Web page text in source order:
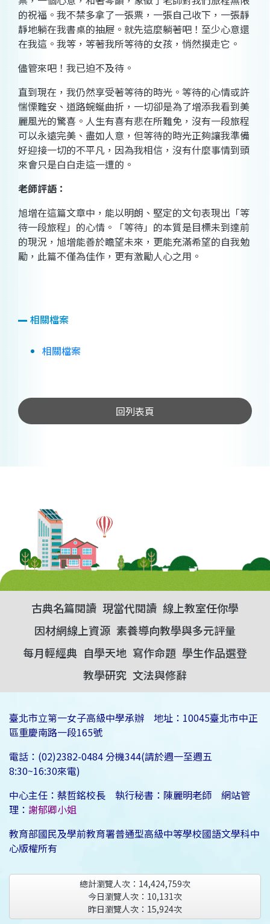
的祝福。我不禁多拿了一張票，一張自己收下，一張靜
靜地躺在我書桌的抽屜。就先這麼躺著吧！至少心意還
在我這。我等，等著我所等待的女孩，悄然摸走它。
儘管來吧！我已迫不及待。
直到現在，我仍然享受著等待的時光。等待的心情或許
惴慄難安、道路蜿蜒曲折，一切卻是為了增添我看到美
麗風光的驚喜。人生有喜有悲在所難免，沒有一段旅程
可以永遠完美、盡如人意，但等待的時光正夠讓我準備
好迎接一切的不平凡，因為我相信，沒有什麼事情到頭
來會只是白白走這一遭的。
老師評語：
旭增在這篇文章中，能以明朗、堅定的文句表現出「等
待一段旅程」的心情。「等待」的本質是目標未到達前
的現況，旭增能善於瞻望未來，更能充滿希望的自我勉
勵，此篇不僅為佳作，更有激勵人心之用。
相關檔案
相關檔案
回列表頁
古典名篇閱讀 現當代閱讀 線上教室任你學
因材網線上資源 素養導向教學與多元評量
每月輕經典 自學天地 寫作命題 學生作品選登
教學研究 文法與修辭
臺北市立第一女子高級中學承辦 地址：10045臺北市中正
區重慶南路一段165號
電話：(02)2382-0484 分機344(請於週一至週五
8:30~16:30來電)
中心主任：蔡哲銘校長 執行秘書：陳麗明老師 網站管
理： 謝郁卿小姐
教育部國民及學前教育署普通型高級中等學校國語文學科中
心版權所有
總計瀏覽人次： 14,424,759次
今日瀏覽人次： 10,131次
昨日瀏覽人次： 15,924次